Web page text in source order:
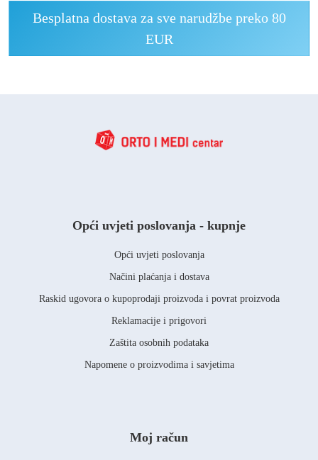
Besplatna dostava za sve narudžbe preko 80
EUR
Opći uvjeti poslovanja - kupnje
Opći uvjeti poslovanja
Načini plaćanja i dostava
Raskid ugovora o kupoprodaji proizvoda i povrat proizvoda
Reklamacije i prigovori
Zaštita osobnih podataka
Napomene o proizvodima i savjetima
Moj račun